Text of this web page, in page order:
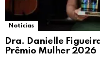
Notícias
Dra. Danielle
Prêmio Mulher 2026